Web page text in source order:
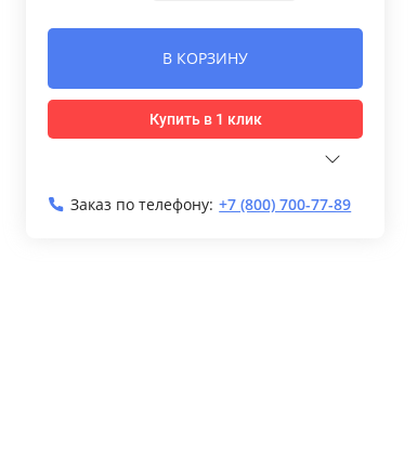
В КОРЗИНУ
Купить в 1 клик
Заказ по телефону: +7 (800) 700-77-89